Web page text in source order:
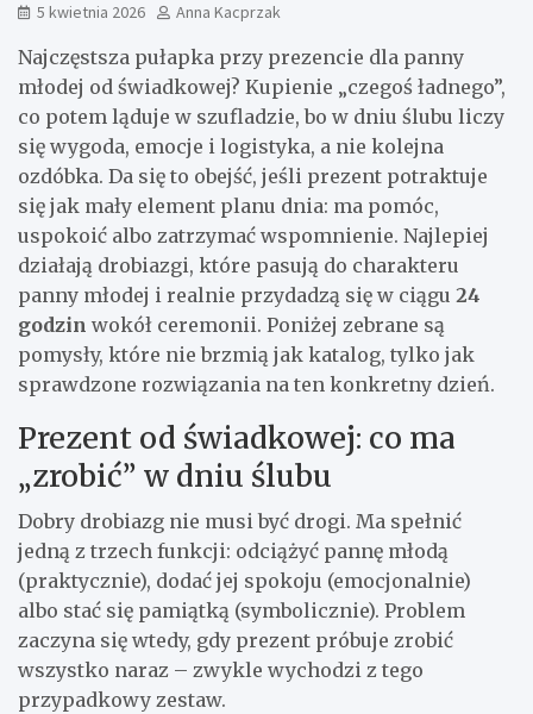
5 kwietnia 2026 Anna Kacprzak
Najczęstsza pułapka przy prezencie dla panny
młodej od świadkowej? Kupienie „czegoś ładnego”,
co potem ląduje w szufladzie, bo w dniu ślubu liczy
się wygoda, emocje i logistyka, a nie kolejna
ozdóbka. Da się to obejść, jeśli prezent potraktuje
się jak mały element planu dnia: ma pomóc,
uspokoić albo zatrzymać wspomnienie. Najlepiej
działają drobiazgi, które pasują do charakteru
panny młodej i realnie przydadzą się w ciągu 24
godzin wokół ceremonii. Poniżej zebrane są
pomysły, które nie brzmią jak katalog, tylko jak
sprawdzone rozwiązania na ten konkretny dzień.
Prezent od świadkowej: co ma
„zrobić” w dniu ślubu
Dobry drobiazg nie musi być drogi. Ma spełnić
jedną z trzech funkcji: odciążyć pannę młodą
(praktycznie), dodać jej spokoju (emocjonalnie)
albo stać się pamiątką (symbolicznie). Problem
zaczyna się wtedy, gdy prezent próbuje zrobić
wszystko naraz – zwykle wychodzi z tego
przypadkowy zestaw.